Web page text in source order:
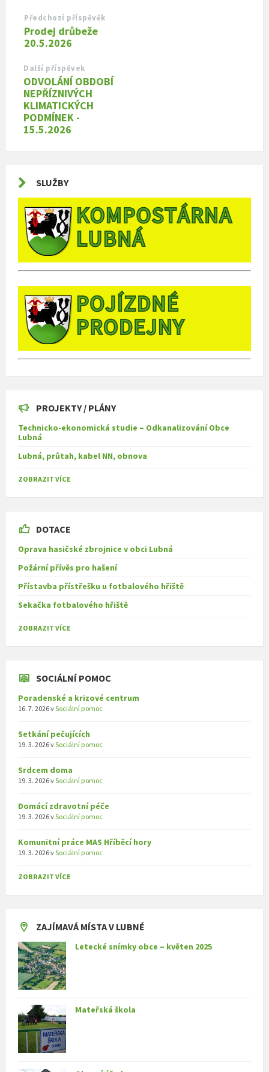
Předchozí příspěvěk
Prodej drůbeže
20.5.2026
Další příspěvek
ODVOLÁNÍ OBDOBÍ
NEPŘÍZNIVÝCH
KLIMATICKÝCH
PODMÍNEK -
15.5.2026
SLUŽBY
PROJEKTY / PLÁNY
Technicko-ekonomická studie – Odkanalizování Obce
Lubná
Lubná, průtah, kabel NN, obnova
ZOBRAZIT VÍCE
DOTACE
Oprava hasičské zbrojnice v obci Lubná
Požární přívěs pro hašení
Přístavba přístřešku u fotbalového hřiště
Sekačka fotbalového hřiště
ZOBRAZIT VÍCE
SOCIÁLNÍ POMOC
Poradenské a krizové centrum
16. 7. 2026vSociální pomoc
Setkání pečujících
19. 3. 2026vSociální pomoc
Srdcem doma
19. 3. 2026vSociální pomoc
Domácí zdravotní péče
19. 3. 2026vSociální pomoc
Komunitní práce MAS Hříběcí hory
19. 3. 2026vSociální pomoc
ZOBRAZIT VÍCE
ZAJÍMAVÁ MÍSTA V LUBNÉ
Letecké snímky obce – květen 2025
Mateřská škola